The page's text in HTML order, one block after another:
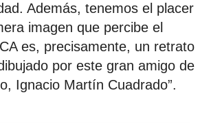
Además, tenemos el placer
imagen que percibe el
es, precisamente, un retrato
por este gran amigo de
Ignacio Martín Cuadrado”.